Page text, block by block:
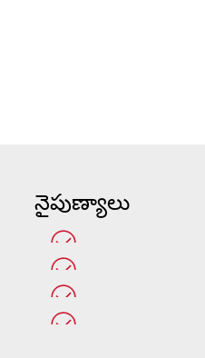
నైపుణ్యాలు